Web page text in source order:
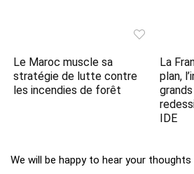
Le Maroc muscle sa
stratégie de lutte contre
les incendies de forêt
La
plan,
IDE
We will be happy to hear your thoughts